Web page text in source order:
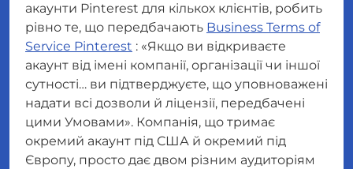
акаунти Pinterest для кількох клієнтів, робить
рівно те, що передбачають Business Terms of
Service Pinterest : «Якщо ви відкриваєте
акаунт від імені компанії, організації чи іншої
сутності… ви підтверджуєте, що уповноважені
надати всі дозволи й ліцензії, передбачені
цими Умовами». Компанія, що тримає
окремий акаунт під США й окремий під
Європу, просто дає двом різним аудиторіям